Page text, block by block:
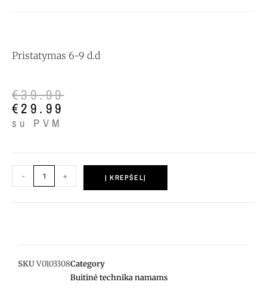
Pristatymas 6-9 d.d
€39.99
€29.99
su PVM
- + Į KREPŠELĮ
SKUV0103308Category
Buitinė technika namams